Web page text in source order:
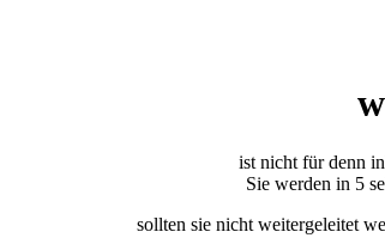
ist nicht für denn
Sie werden in 5
sollten sie nicht weitergeleitet